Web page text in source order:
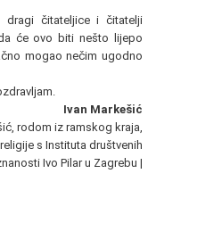
dragi čitateljice i čitatelji
će ovo biti nešto lijepo
mogao nečim ugodno
Ivan Markešić
rodom iz ramskog kraja,
s Instituta društvenih
Ivo Pilar u Zagrebu |